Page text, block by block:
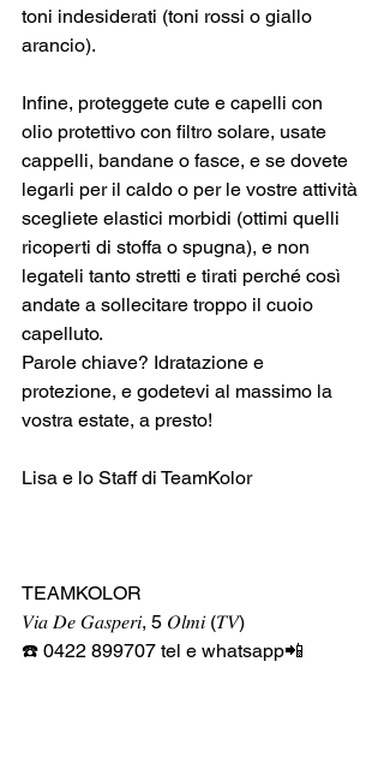
toni indesiderati (toni rossi o giallo
arancio).
Infine, proteggete cute e capelli con
olio protettivo con filtro solare, usate
cappelli, bandane o fasce, e se dovete
legarli per il caldo o per le vostre attività
scegliete elastici morbidi (ottimi quelli
ricoperti di stoffa o spugna), e non
legateli tanto stretti e tirati perché così
andate a sollecitare troppo il cuoio
capelluto.
Parole chiave? Idratazione e
protezione, e godetevi al massimo la
vostra estate, a presto!
Lisa e lo Staff di TeamKolor
TEAMKOLOR
𝑉𝑖𝑎 𝐷𝑒 𝐺𝑎𝑠𝑝𝑒𝑟𝑖, 5 𝑂𝑙𝑚𝑖 (𝑇𝑉)
☎️ 0422 899707 tel e whatsapp📲